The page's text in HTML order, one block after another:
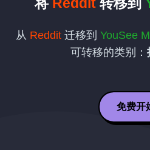
从 Reddit迁移到 YouSee
可转移的类别：
免费开